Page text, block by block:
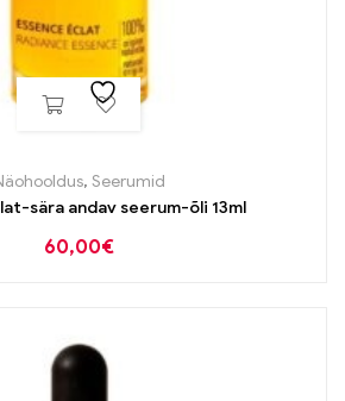
, Seerumid
sära andav seerum-õli 13ml
60,00€